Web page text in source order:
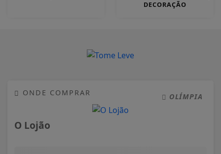
DECORAÇÃO
ONDE COMPRAR OLÍMPIA
O Lojão